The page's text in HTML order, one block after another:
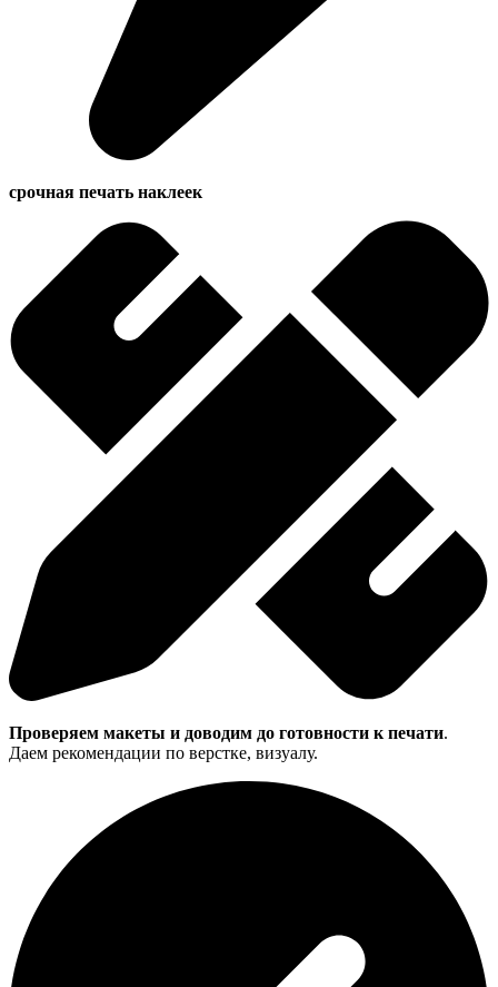
срочная печать наклеек
Проверяем макеты и доводим до готовности к печати.
Даем рекомендации по верстке, визуалу.